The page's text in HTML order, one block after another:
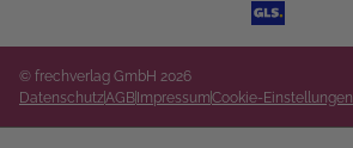
© frechverlag GmbH 2026
DatenschutzAGBImpressumCookie-Einstellungen